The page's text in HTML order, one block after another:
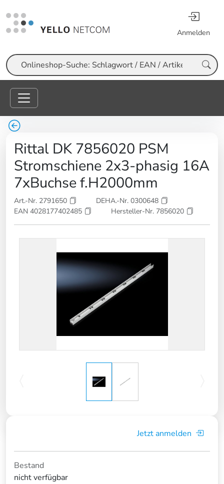
Anmelden
Suche
Rittal DK 7856020 PSM
Stromschiene 2x3-phasig 16A
7xBuchse f.H2000mm
Art.-Nr. 2791650
DEHA.-Nr. 0300648
EAN 4028177402485
Hersteller-Nr. 7856020
Jetzt anmelden
Bestand
nicht verfügbar